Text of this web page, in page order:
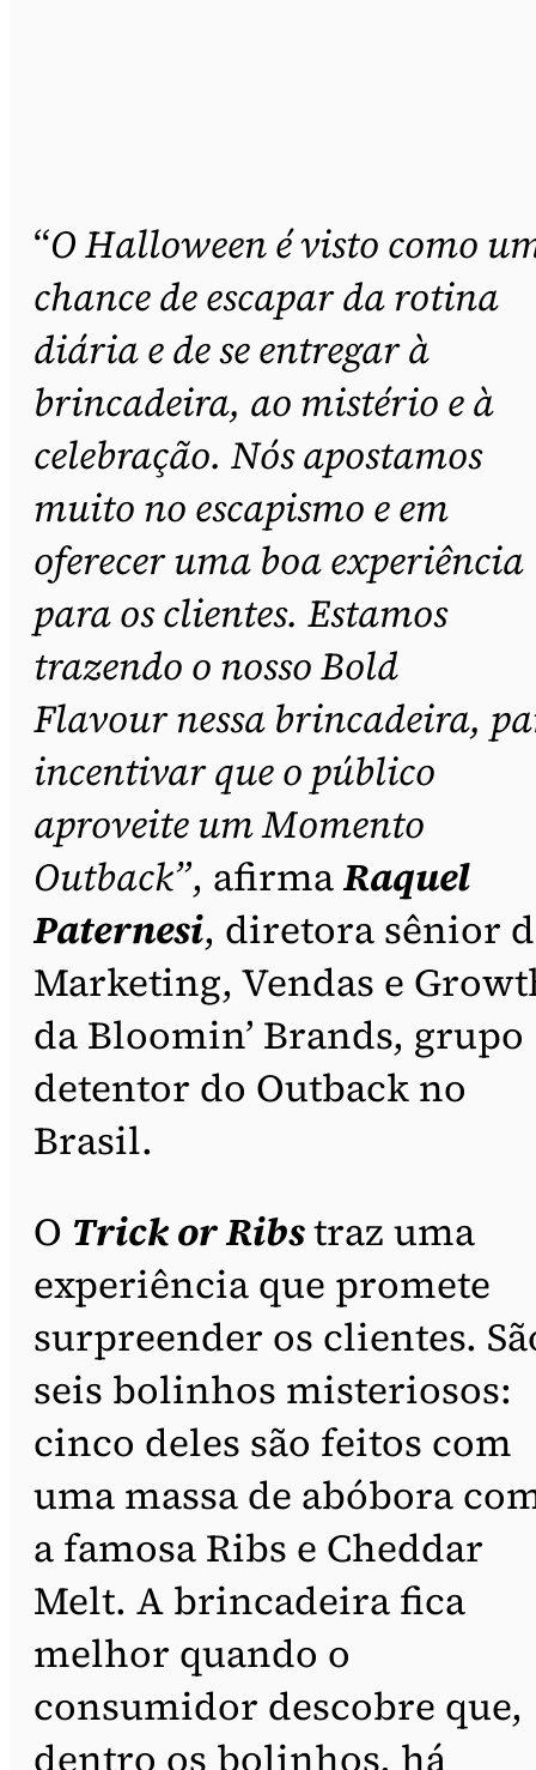
“O Halloween é visto como
chance de escapar da rotina
diária e de se entregar à
brincadeira, ao mistério e à
celebração. Nós apostamos
muito no escapismo e em
oferecer uma boa experiência
para os clientes. Estamos
trazendo o nosso Bold
Flavour nessa brincadeira,
incentivar que o público
aproveite um Momento
Outback”, afirmaRaquel
Paternesi, diretora sênior
Marketing, Vendas e
da Bloomin’ Brands, grupo
detentor do Outback no
Brasil.
O Trick or Ribstraz uma
experiência que promete
surpreender os clientes.
seis bolinhos misteriosos:
cinco deles são feitos com
uma massa de abóbora
a famosa Ribs e Cheddar
Melt. A brincadeira fica
melhor quando o
consumidor descobre que,
dentro os bolinhos, há